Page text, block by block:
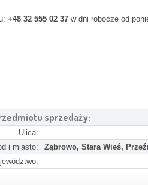
+48 32 555 02 37 w dni robocze od
sprzedaży:
Ulica:
i miasto:
Ząbrowo, Stara Wieś,